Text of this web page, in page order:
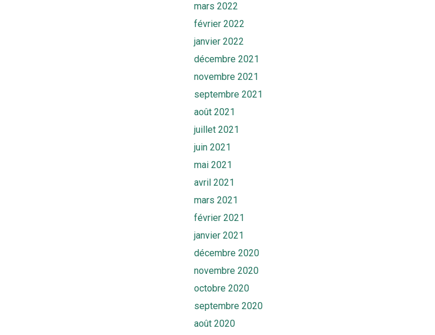
mars 2022
février 2022
janvier 2022
décembre 2021
novembre 2021
septembre 2021
août 2021
juillet 2021
juin 2021
mai 2021
avril 2021
mars 2021
février 2021
janvier 2021
décembre 2020
novembre 2020
octobre 2020
septembre 2020
août 2020